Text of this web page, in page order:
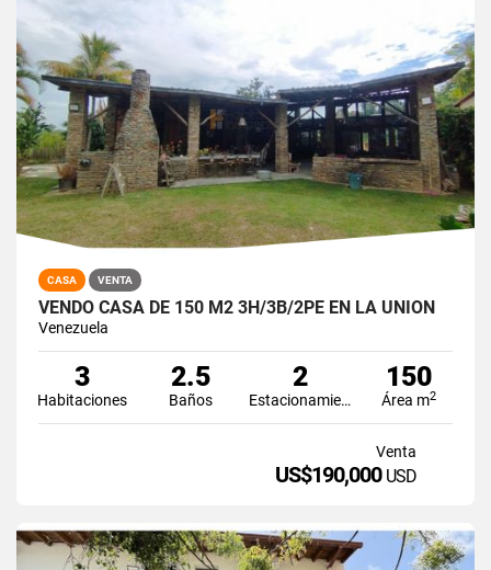
CASA VENTA
VENDO CASA DE 150 M2 3H/3B/2PE EN LA UNIÓN
Venezuela
3
Habitaciones
2.5
Baños
2
Estacionamiento
150
Área m2
Venta
US$190,000 USD